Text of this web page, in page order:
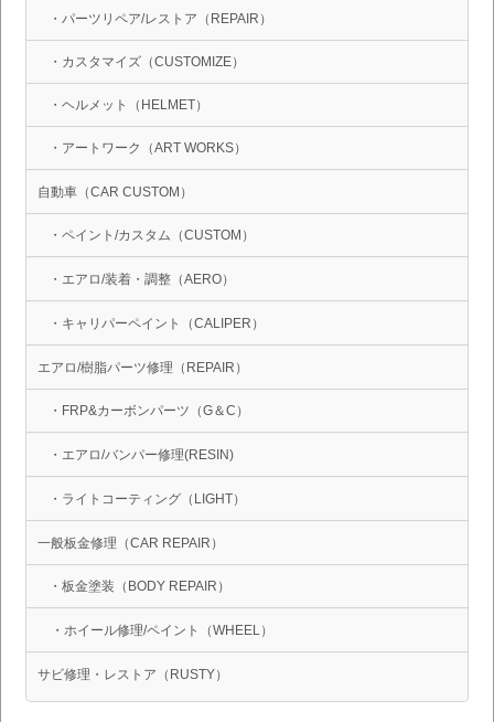
・パーツリペア/レストア（REPAIR）
・カスタマイズ（CUSTOMIZE）
・ヘルメット（HELMET）
・アートワーク（ART WORKS）
自動車（CAR CUSTOM）
・ペイント/カスタム（CUSTOM）
・エアロ/装着・調整（AERO）
・キャリパーペイント（CALIPER）
エアロ/樹脂パーツ修理（REPAIR）
・FRP&カーボンパーツ（G＆C）
・エアロ/バンパー修理(RESIN)
・ライトコーティング（LIGHT）
一般板金修理（CAR REPAIR）
・板金塗装（BODY REPAIR）
・ホイール修理/ペイント（WHEEL）
サビ修理・レストア（RUSTY）